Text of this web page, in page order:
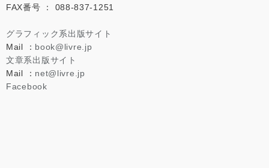
FAX番号 ： 088-837-1251
グラフィック系出版サイト
Mail ： book@livre.jp
文章系出版サイト
Mail ： net@livre.jp
Facebook